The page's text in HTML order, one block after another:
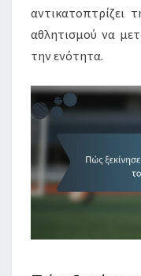
αθλητισμού να
την ενότητα.